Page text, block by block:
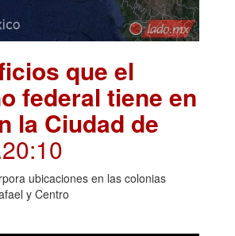
que el
federal tiene en
la Ciudad de
ubicaciones en las colonias
y Centro